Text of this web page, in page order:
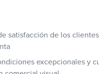
satisfacción de los
excepcionales y